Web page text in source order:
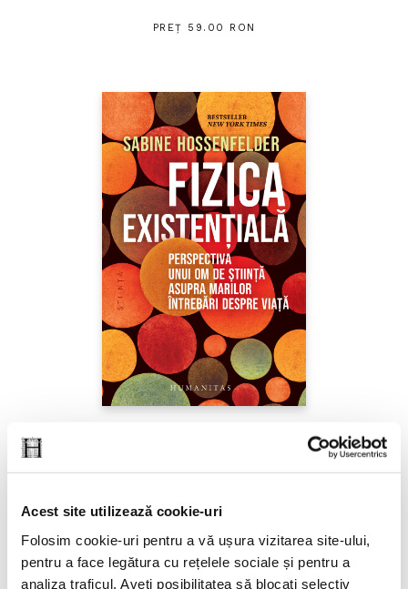
Acest site utilizează cookie-uri
Folosim cookie-uri pentru a vă ușura vizitarea site-ului,
pentru a face legătura cu rețelele sociale și pentru a
analiza traficul. Aveți posibilitatea să blocați selectiv
PREȚ 59.00 RON
Fizica existenţială